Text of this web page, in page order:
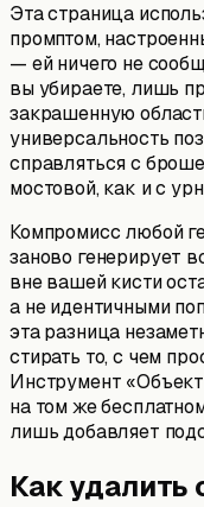
Эта страница
промптом,
— ей ничего не
вы убираете, лишь
закрашенную
универсальность
справляться с
мостовой, как и с
Компромисс любой
заново генерирует
вне вашей кисти
а не идентичными
эта разница
стирать то, с чем
Инструмент
на том же
лишь добавляет
Как удалить